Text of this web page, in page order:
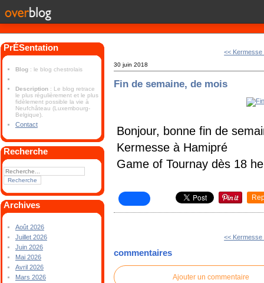
PrÉSentation
Blog : le blog chestrolais
Description : Le blog retrace
le plus régulièrement et le plus
fidèlement possible la vie à
Neufchâteau (Luxembourg-
Belgique).
Contact
Recherche
Archives
Août 2026
Juillet 2026
Juin 2026
Mai 2026
Avril 2026
Mars 2026
<<
30 juin 2018
Fin de semaine, de mois
Bonjour, bonne fin de
Kermesse à Hamipré
Game of Tournay dès 18
<<
commentaires
Ajouter un commentaire